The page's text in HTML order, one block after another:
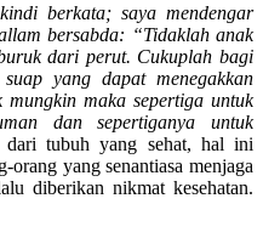
berkata; saya mendengar
bersabda: “Tidaklah anak
dari perut. Cukuplah bagi
yang dapat menegakkan
maka sepertiga untuk
dan sepertiganya untuk
tubuh yang sehat, hal ini
yang senantiasa menjaga
diberikan nikmat kesehatan.